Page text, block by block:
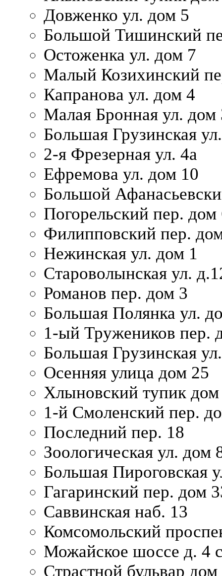
Довженко ул. дом 5
Большой Тишинский
Остоженка ул. дом 7
Малый Козихинский
Капранова ул. дом 4
Малая Бронная ул. дом
Большая Грузинская
2-я Фрезерная ул. 4а
Ефремова ул. дом 10
Большой
Погорельский пер. дом
Филипповский пер.
Нежинская ул. дом 1
Староволынская ул.
Романов пер. дом 3
Большая Полянка ул.
1-ый Тружеников пер.
Большая Грузинская
Осенняя улица дом 25
Хлыновский тупик
1-й Смоленский пер.
Последний пер. 18
Зоологическая ул. дом
Большая Пироговская
Гагаринский пер. дом
Саввинская наб. 13
Комсомольский
Можайское шоссе д. 4
Страстной бульвар дом